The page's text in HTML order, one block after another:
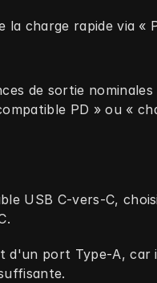
charge rapide via «
de sortie nominales
PD » ou «
USB C-vers-C,
d'un port Type‑A, car